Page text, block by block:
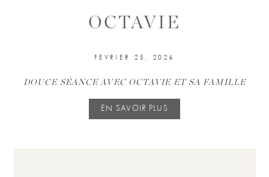
OCTAVIE
FEVRIER 25, 2026
DOUCE SÉANCE AVEC OCTAVIE ET SA FAMILLE
EN SAVOIR PLUS